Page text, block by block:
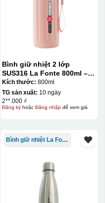
Không thể tẩy xoá
được nếu in sai,
hoặc rất khó khắn
về tẩy xoá
Khó khăn trong việc
trong việc in đơn
sắc)
Bình giữ nhiệt 2 lớp
SUS316 La Fonte 800ml –
012720
Kích thước: 800ml
TG sản xuất: 10 ngày
2**.000 ₫
Đăng kýhoặc Đăng nhậpđể xem giá
Bình giữ nhiệt La Fonte